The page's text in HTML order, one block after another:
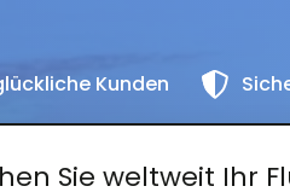
Kunden
Sie weltweit Ihr